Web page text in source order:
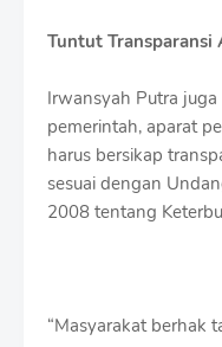
Tuntut Transparansi
Irwansyah Putra
pemerintah, aparat
harus bersikap
sesuai dengan
2008 tentang
“Masyarakat berhak